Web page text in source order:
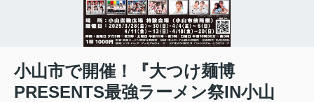
小山市で開催！『大つけ麺博
PRESENTS最強ラーメン祭IN小山